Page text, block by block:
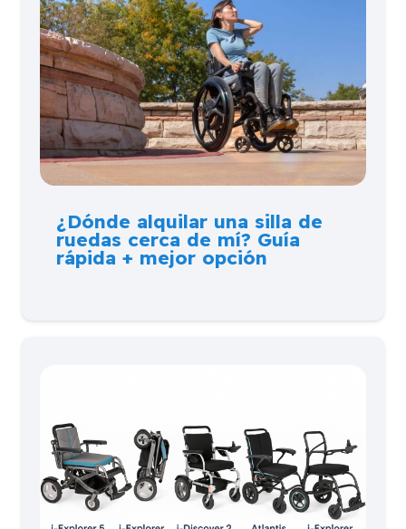
¿Dónde alquilar una silla de
ruedas cerca de mí? Guía
rápida + mejor opción